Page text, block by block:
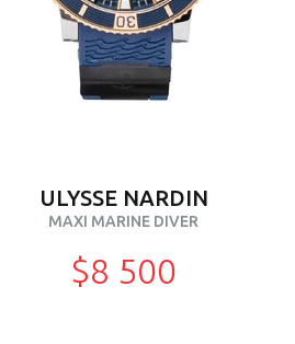
ULYSSE NARDIN
MAXI MARINE DIVER
$8 500